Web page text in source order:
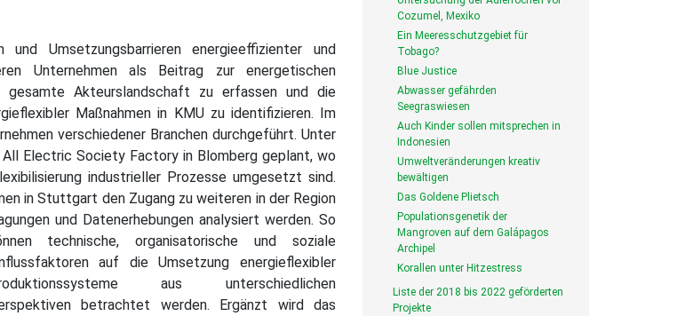
Umsetzungsbarrieren energieeffizienter und
Unternehmen als Beitrag zur energetischen
gesamte Akteurslandschaft zu erfassen und die
Maßnahmen in KMU zu identifizieren. Im
verschiedener Branchen durchgeführt. Unter
Electric Society Factory in Blomberg geplant, wo
industrieller Prozesse umgesetzt sind.
in Stuttgart den Zugang zu weiteren in der Region
und Datenerhebungen analysiert werden. So
technische, organisatorische und soziale
auf die Umsetzung energieflexibler
aus unterschiedlichen
betrachtet werden. Ergänzt wird das
Cozumel, Mexiko
Ein Meeresschutzgebiet für
Tobago?
Blue Justice
Abwasser gefährden
Seegraswiesen
Auch Kinder sollen mitsprechen in
Indonesien
Umweltveränderungen kreativ
bewältigen
Das Goldene Plietsch
Populationsgenetik der
Mangroven auf dem Galápagos
Archipel
Korallen unter Hitzestress
Liste der 2018 bis 2022 geförderten
Projekte